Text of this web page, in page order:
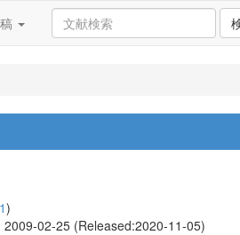
)
02-25 (Released:2020-11-05)